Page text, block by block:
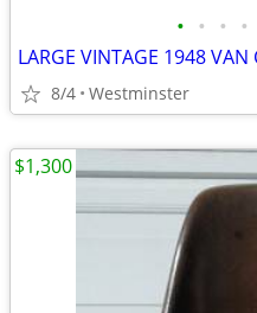
• • • •
8/4 Westminster
$1,300